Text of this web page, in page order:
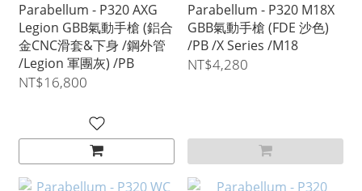
Parabellum - P320 AXG
Legion GBB氣動手槍 (鋁合
金CNC滑套&下身 /鋼外管
/Legion 軍團灰) /PB
NT$16,800
Parabellum - P320 M18X
GBB氣動手槍 (FDE 沙色)
/PB /X Series /M18
NT$4,280